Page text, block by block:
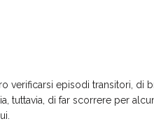
verificarsi episodi transitori, di
tuttavia, di far scorrere per